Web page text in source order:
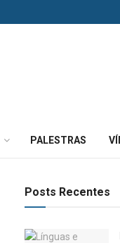
PALESTRAS
Posts Recentes